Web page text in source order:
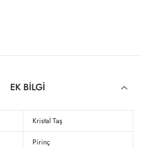
EK BILGI
Kristal Taş
Pirinç